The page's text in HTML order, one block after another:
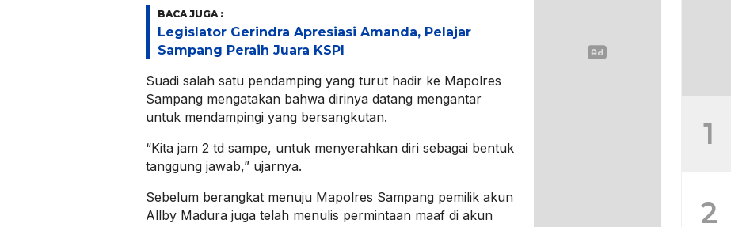
BACA JUGA :
Legislator Gerindra Apresiasi Amanda, Pelajar
Sampang Peraih Juara KSPI
Suadi salah satu pendamping yang turut hadir ke Mapolres
Sampang mengatakan bahwa dirinya datang mengantar
untuk mendampingi yang bersangkutan.
“Kita jam 2 td sampe, untuk menyerahkan diri sebagai bentuk
tanggung jawab,” ujarnya.
Sebelum berangkat menuju Mapolres Sampang pemilik akun
Allby Madura juga telah menulis permintaan maaf di akun
1
2